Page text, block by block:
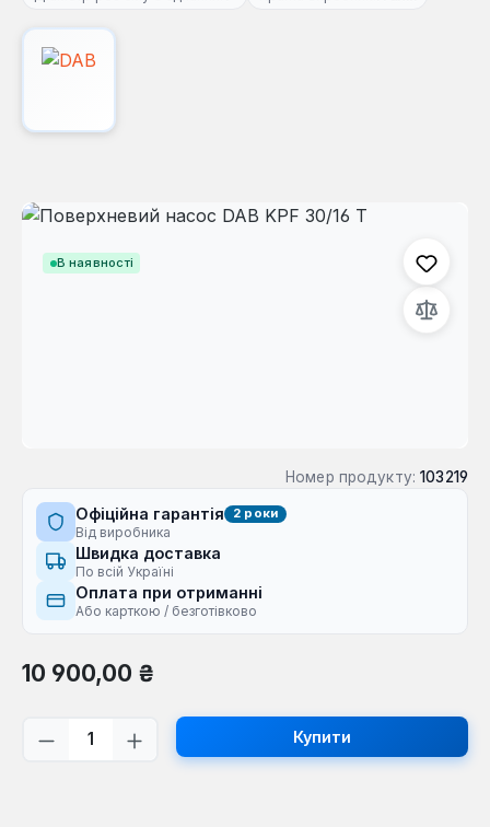
В наявності
Пропустити галерею зображень
Номер продукту: 103219
Офіційна гарантія 2 роки
Від виробника
Швидка доставка
По всій Україні
Оплата при отриманні
Або карткою / безготівково
Звичайна ціна:
10 900,00 ₴
Кількість товару: Введіть потрібну
Купити